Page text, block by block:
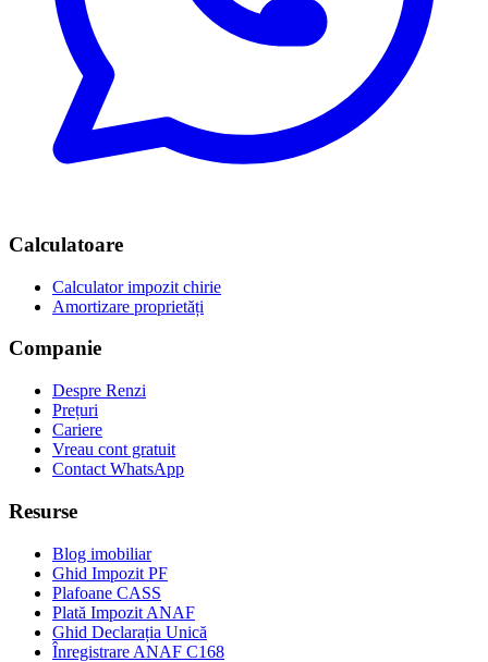
Calculatoare
Calculator impozit chirie
Amortizare proprietăți
Companie
Despre Renzi
Prețuri
Cariere
Vreau cont gratuit
Contact WhatsApp
Resurse
Blog imobiliar
Ghid Impozit PF
Plafoane CASS
Plată Impozit ANAF
Ghid Declarația Unică
Înregistrare ANAF C168